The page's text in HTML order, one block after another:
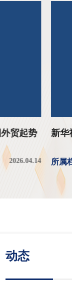
贸起势
2026.04.14
新华
所属
动态